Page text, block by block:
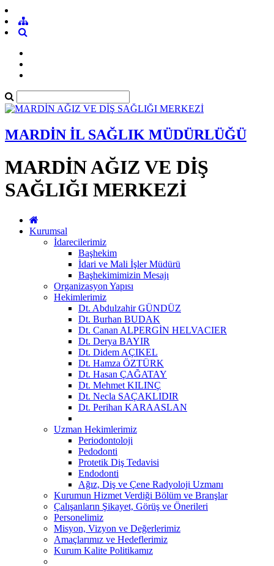
MARDİN İL SAĞLIK MÜDÜRLÜĞÜ
MARDİN AĞIZ VE DİŞ
SAĞLIĞI MERKEZİ
Kurumsal
İdarecilerimiz
Başhekim
İdari ve Mali İşler Müdürü
Başhekimimizin Mesajı
Organizasyon Yapısı
Hekimlerimiz
Dt. Abdulzahir GÜNDÜZ
Dt. Burhan BUDAK
Dt. Canan ALPERGİN HELVACIER
Dt. Derya BAYIR
Dt. Didem AÇIKEL
Dt. Hamza ÖZTÜRK
Dt. Hasan ÇAĞATAY
Dt. Mehmet KILINÇ
Dt. Necla SAÇAKLIDIR
Dt. Perihan KARAASLAN
Uzman Hekimlerimiz
Periodontoloji
Pedodonti
Protetik Diş Tedavisi
Endodonti
Ağız, Diş ve Çene Radyoloji Uzmanı
Kurumun Hizmet Verdiği Bölüm ve Branşlar
Çalışanların Şikayet, Görüş ve Önerileri
Personelimiz
Misyon, Vizyon ve Değerlerimiz
Amaçlarımız ve Hedeflerimiz
Kurum Kalite Politikamız